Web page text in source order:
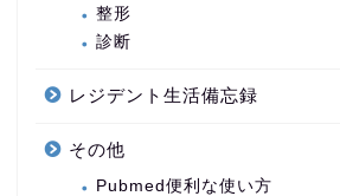
整形
診断
レジデント生活備忘録
その他
Pubmed便利な使い方